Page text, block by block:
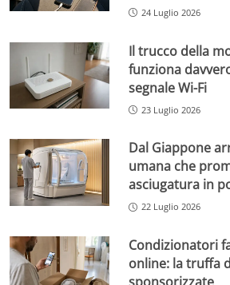
24 Luglio 2026
Il trucco della
funziona
segnale Wi-Fi
23 Luglio 2026
Dal Giappone
umana che
asciugatura in
22 Luglio 2026
Condizionatori
online: la truffa